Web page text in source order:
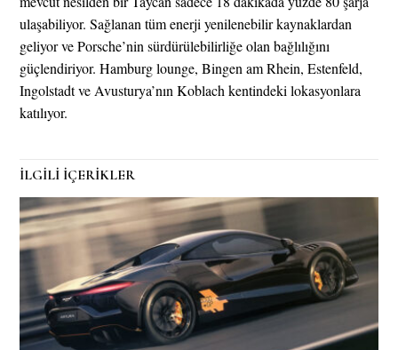
ulaşabiliyor. Sağlanan tüm enerji yenilenebilir kaynaklardan
geliyor ve Porsche’nin sürdürülebilirliğe olan bağlılığını
güçlendiriyor. Hamburg lounge, Bingen am Rhein, Estenfeld,
Ingolstadt ve Avusturya’nın Koblach kentindeki lokasyonlara
katılıyor.
İLGİLİ İÇERİKLER